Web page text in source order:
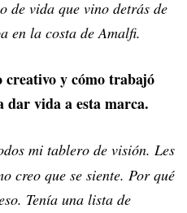
de vida que vino detrás de
en la costa de Amalfi.
creativo y cómo trabajó
vida a esta marca.
mi tablero de visión. Les
creo que se siente. Por qué
Tenía una lista de